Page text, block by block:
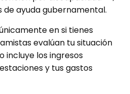
ayuda gubernamental.
en si tienes
evalúan tu situación
incluye los ingresos
y tus gastos